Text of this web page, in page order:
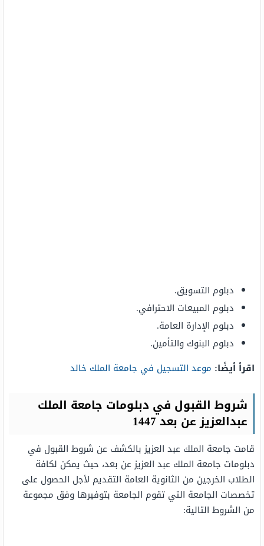
دبلوم التسويق.
دبلوم المبيعات الاحترافي.
دبلوم الإدارة العامة.
دبلوم البنوك والتأمين.
اقرأ أيضًا: موعد التسجيل في جامعة الملك خالد
شروط القبول في دبلومات جامعة الملك
عبدالعزيز عن بعد 1447
قامت جامعة الملك عبد العزيز بالكشف عن شروط القبول في
دبلومات جامعة الملك عبد العزيز عن بعد، حيث يمكن لكافة
الطلاب الخرجين من الثانوية العامة التقديم لأجل الحصول على
تخصصات الجامعة التي تقوم الجامعة بتوفيرها وفق مجموعة
من الشروط التالية: